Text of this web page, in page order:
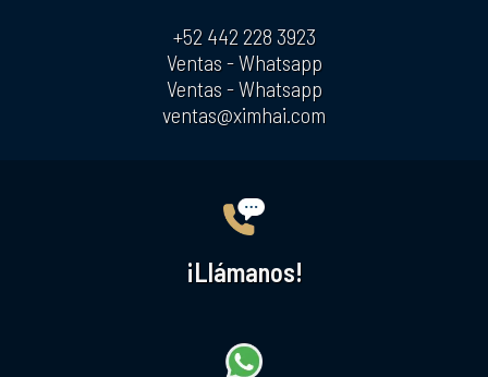
+52 442 228 3923
Ventas - Whatsapp
Ventas - Whatsapp
ventas@ximhai.com
¡Llámanos!